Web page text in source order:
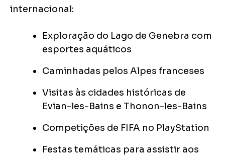
internacional:
Exploração do Lago de Genebra com
esportes aquáticos
Caminhadas pelos Alpes franceses
Visitas às cidades históricas de
Evian-les-Bains e Thonon-les-Bains
Competições de FIFA no PlayStation
Festas temáticas para assistir aos